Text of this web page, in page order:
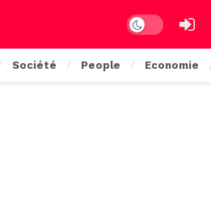
Dark mode
Société People Economie